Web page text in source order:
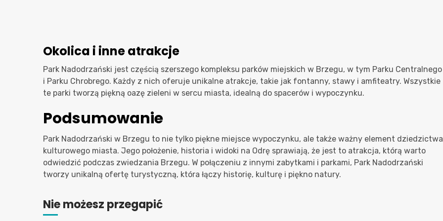
Okolica i inne atrakcje
Park Nadodrzański jest częścią szerszego kompleksu parków miejskich w Brzegu, w tym Parku Centralnego
i Parku Chrobrego. Każdy z nich oferuje unikalne atrakcje, takie jak fontanny, stawy i amfiteatry. Wszystkie
te parki tworzą piękną oazę zieleni w sercu miasta, idealną do spacerów i wypoczynku.
Podsumowanie
Park Nadodrzański w Brzegu to nie tylko piękne miejsce wypoczynku, ale także ważny element dziedzictwa
kulturowego miasta. Jego położenie, historia i widoki na Odrę sprawiają, że jest to atrakcja, którą warto
odwiedzić podczas zwiedzania Brzegu. W połączeniu z innymi zabytkami i parkami, Park Nadodrzański
tworzy unikalną ofertę turystyczną, która łączy historię, kulturę i piękno natury.
Nie możesz przegapić